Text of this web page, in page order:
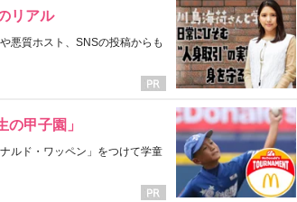
リアル
悪質ホスト、SNSの投稿からも
甲子園」
ルド・ワッペン」をつけて学童